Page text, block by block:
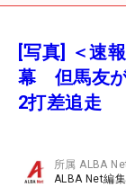
[写真] ＜速
幕 但馬友が
2打差追走
所属ALBA
ALBA Net編